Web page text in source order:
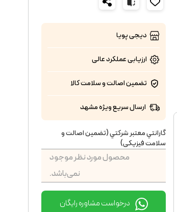
دیجی پویا
ارزیابی عملکردعالی
تضمین اصالت و سلامت کالا
ارسال سریع ویژه مشهد
گارانتي معتبر شركتي (تضمين اصالت و
سلامت فیزیکی)
محصول مورد نظر موجود
نمی‌باشد.
درخواست مشاوره رایگان